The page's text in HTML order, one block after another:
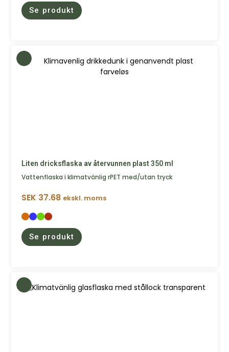
Se produkt
Liten dricksflaska av återvunnen plast 350 ml
Vattenflaska i klimatvänlig rPET med/utan tryck
SEK 37.68 ekskl. moms
Se produkt